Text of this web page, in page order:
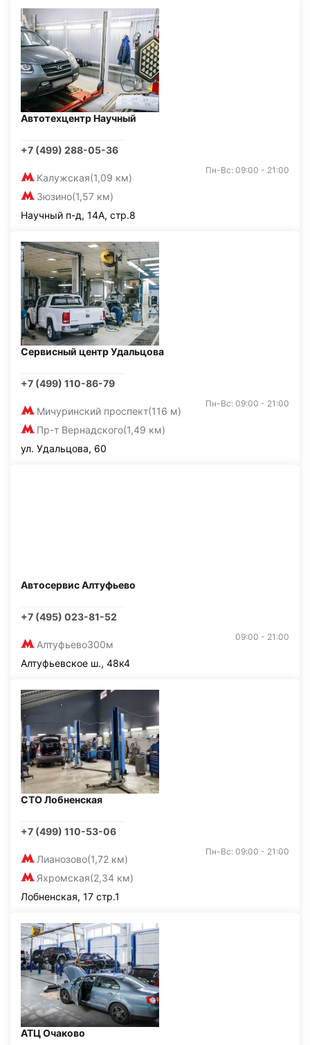
Автотехцентр Научный
+7 (499) 288-05-36
Калужская(1,09 км)
Зюзино(1,57 км)
Пн-Вс: 09:00 - 21:00
Научный п-д, 14А, стр.8
Сервисный центр Удальцова
+7 (499) 110-86-79
Мичуринский проспект(116 м)
Пр-т Вернадского(1,49 км)
Пн-Вс: 09:00 - 21:00
ул. Удальцова, 60
Автосервис Алтуфьево
+7 (495) 023-81-52
Алтуфьево300м
09:00 - 21:00
Алтуфьевское ш., 48к4
СТО Лобненская
+7 (499) 110-53-06
Лианозово(1,72 км)
Яхромская(2,34 км)
Пн-Вс: 09:00 - 21:00
Лобненская, 17 стр.1
АТЦ Очаково